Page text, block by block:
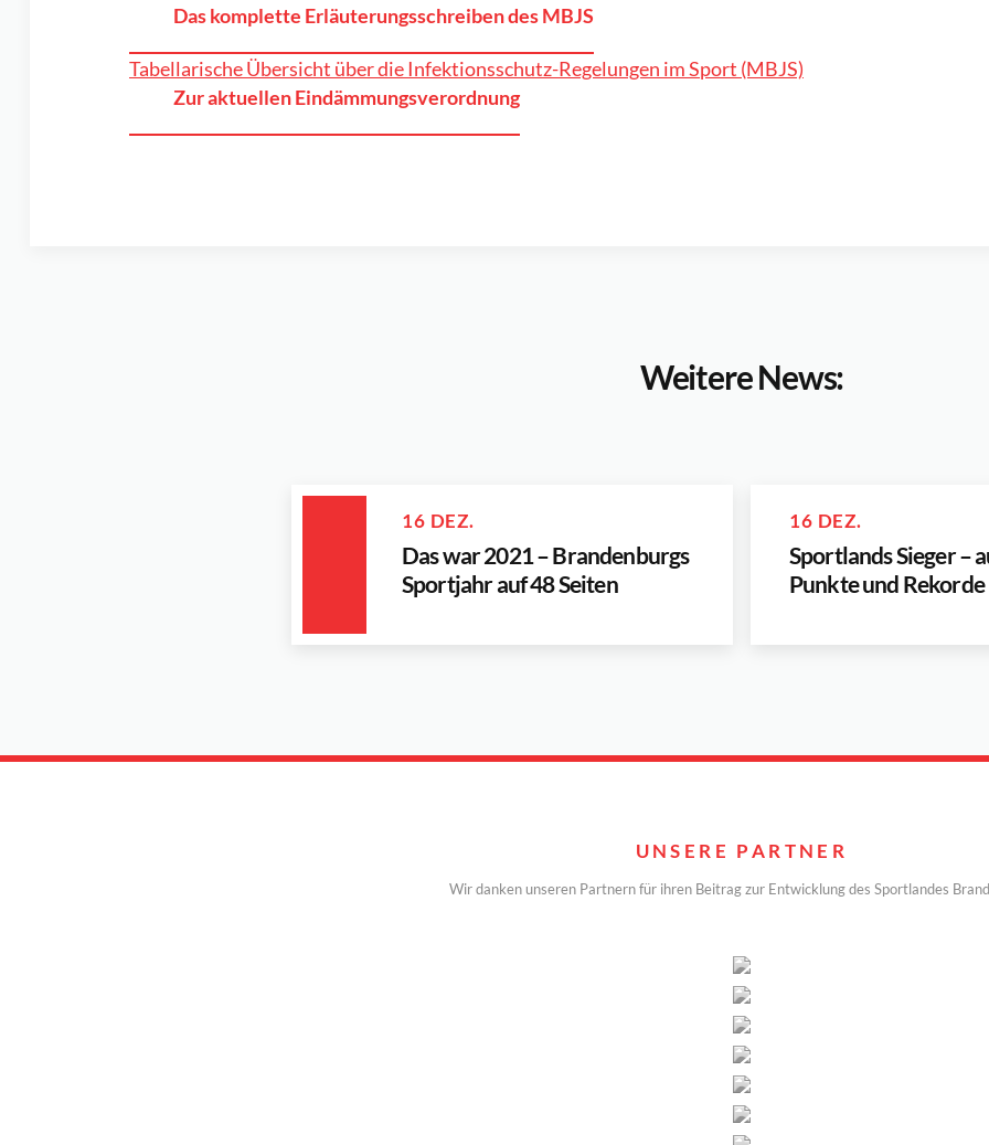
Das komplette Erläuterungsschreiben des MBJS
Tabellarische Übersicht über die Infektionsschutz-Regelungen im Sport (MBJS)
Zur aktuellen Eindämmungsverordnung
Weitere News:
16 DEZ.
Das war 2021 – Brandenburgs
Sportjahr auf 48 Seiten
16 DEZ.
Sportlands Sieger –
Punkte und Rekorde
UNSERE PARTNER
Wir danken unseren Partnern für ihren Beitrag zur Entwicklung des Sportlandes